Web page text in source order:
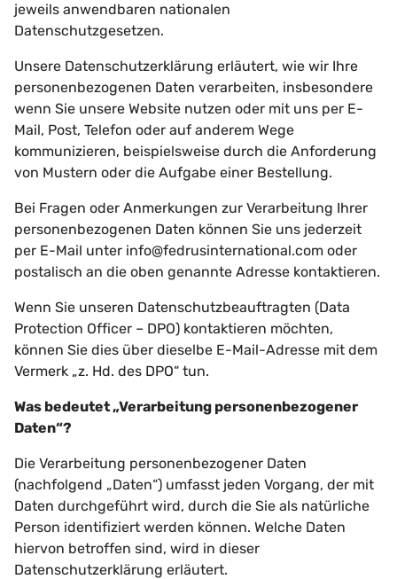
jeweils anwendbaren nationalen
Datenschutzgesetzen.
Unsere Datenschutzerklärung erläutert, wie wir Ihre
personenbezogenen Daten verarbeiten, insbesondere
wenn Sie unsere Website nutzen oder mit uns per E-
Mail, Post, Telefon oder auf anderem Wege
kommunizieren, beispielsweise durch die Anforderung
von Mustern oder die Aufgabe einer Bestellung.
Bei Fragen oder Anmerkungen zur Verarbeitung Ihrer
personenbezogenen Daten können Sie uns jederzeit
per E-Mail unter info@fedrusinternational.com oder
postalisch an die oben genannte Adresse kontaktieren.
Wenn Sie unseren Datenschutzbeauftragten (Data
Protection Officer – DPO) kontaktieren möchten,
können Sie dies über dieselbe E-Mail-Adresse mit dem
Vermerk „z. Hd. des DPO“ tun.
Was bedeutet „Verarbeitung personenbezogener
Daten“?
Die Verarbeitung personenbezogener Daten
(nachfolgend „Daten“) umfasst jeden Vorgang, der mit
Daten durchgeführt wird, durch die Sie als natürliche
Person identifiziert werden können. Welche Daten
hiervon betroffen sind, wird in dieser
Datenschutzerklärung erläutert.